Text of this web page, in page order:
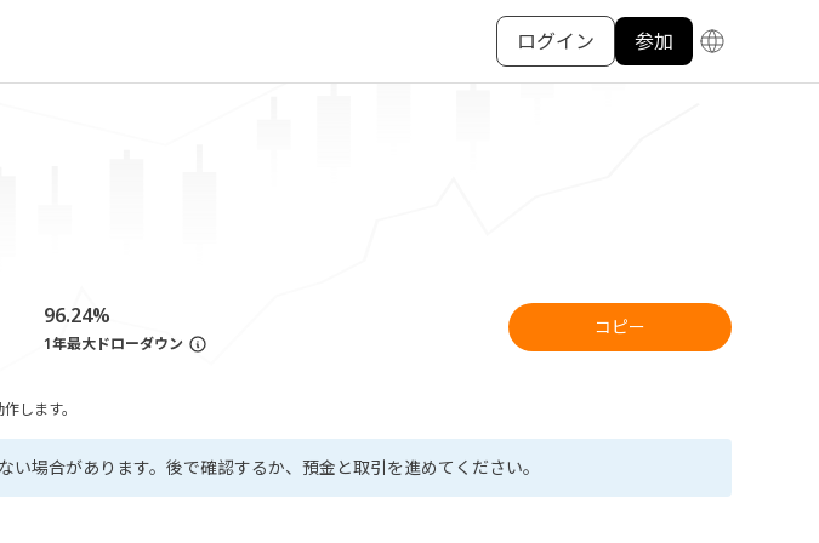
ログイン 参加
96.24%
1年最大ドローダウン
コピー
します。
場合があります。後で確認するか、預金と取引を進めてください。